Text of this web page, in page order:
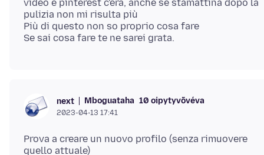
video e pinterest c'era, anche se stamattina dopo la
pulizia non mi risulta più
Più di questo non so proprio cosa fare
next Mboguataha 10 oipytyvõvéva
2023-04-13 17:41
Prova a creare un nuovo profilo (senza rimuovere
quello attuale)